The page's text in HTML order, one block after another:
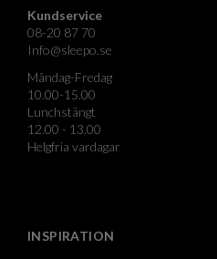
Kundservice
08-20 87 70
Info@sleepo.se
Måndag-Fredag
10.00-15.00
Lunchstängt
12.00 - 13.00
Helgfria vardagar
INSPIRATION